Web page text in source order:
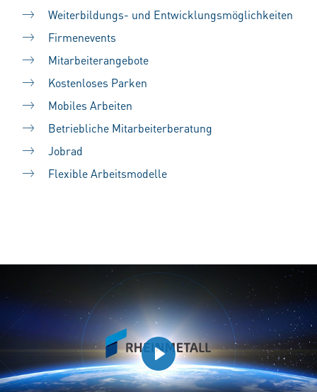
Weiterbildungs- und Entwicklungsmöglichkeiten
Firmenevents
Mitarbeiterangebote
Kostenloses Parken
Mobiles Arbeiten
Betriebliche Mitarbeiterberatung
Jobrad
Flexible Arbeitsmodelle
Play